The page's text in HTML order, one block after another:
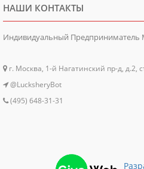
НАШИ КОНТАКТЫ
Индивидуальный
г. Москва, 1-й Нагатинский пр-д, д.2,
@LucksheryBot
(495) 648-31-31